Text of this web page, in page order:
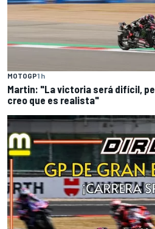
MOTOGP1 h
Martin: "La victoria será difícil,
creo que es realista"